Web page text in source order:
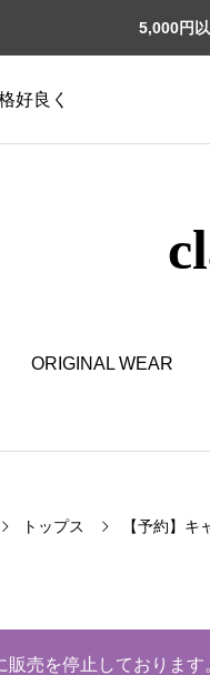
5,000円
好良く
ORIGINAL WEAR
トップス 【予約】
売を停止しております